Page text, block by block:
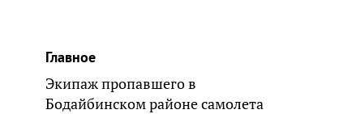
Главное
Экипаж пропавшего в
Бодайбинском районе самолета